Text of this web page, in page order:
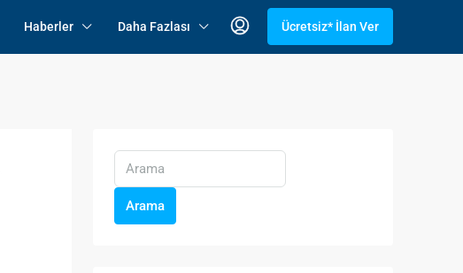
Haberler Daha Fazlası Ücretsiz* İlan Ver
Arama